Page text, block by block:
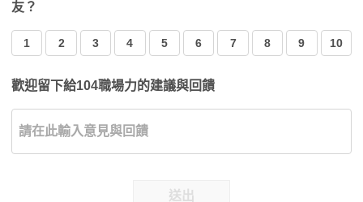
友？
1 2 3 4 5 6 7 8 9 10
歡迎留下給104職場力的建議與回饋
送出